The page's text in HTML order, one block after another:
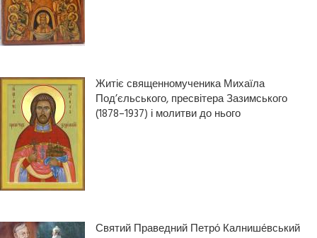
Житіє священномученика Михаїла
Под’єльського, пресвітера Зазимського
(1878–1937) і молитви до нього
Святий Праведний Петро́ Калнише́вський